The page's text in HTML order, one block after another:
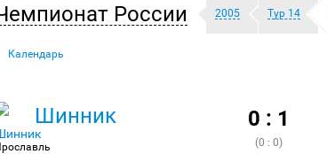
России 2005 Тур 14
Календарь
Шинник 0 : 1
(0 : 0)